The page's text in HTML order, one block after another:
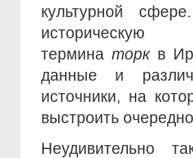
культурной
историческую
термина торкв
данные и
источники, на
выстроить
Неудивительно